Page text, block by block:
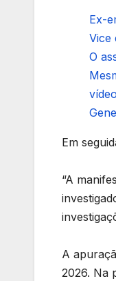
Ex-
Vice
O
Em
“A
A
2026. Na